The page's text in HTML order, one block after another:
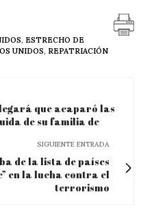
, ESTRECHO DE
UNIDOS, REPATRIACIÓN
que acaparó las
de su familia de
SIGUIENTE ENTRADA
de la lista de países
en la lucha contra el
terrorismo